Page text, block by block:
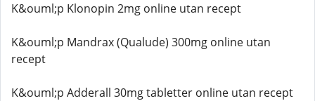
K&ouml;p Klonopin 2mg online utan recept
K&ouml;p Mandrax (Qualude) 300mg online utan
recept
K&ouml;p Adderall 30mg tabletter online utan recept